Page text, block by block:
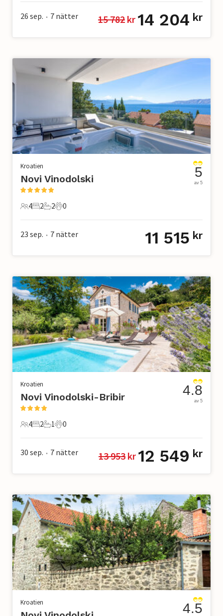
26 sep. • 7 nätter 15 782 kr 14 204 kr
Kroatien
Novi Vinodolski
4 Gäster
4
2 Sovrum
2
2 Badrum
2
0 Husdjur
0
5
av 5
23 sep. • 7 nätter 11 515 kr
Kroatien
Novi Vinodolski-Bribir
4 Gäster
4
2 Sovrum
2
1 Badrum
1
0 Husdjur
0
4.8
av 5
30 sep. • 7 nätter 13 953 kr 12 549 kr
Kroatien 4.5